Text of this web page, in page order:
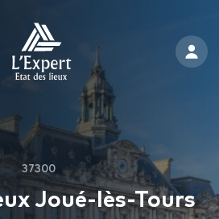
37300
Joué-lès-Tours